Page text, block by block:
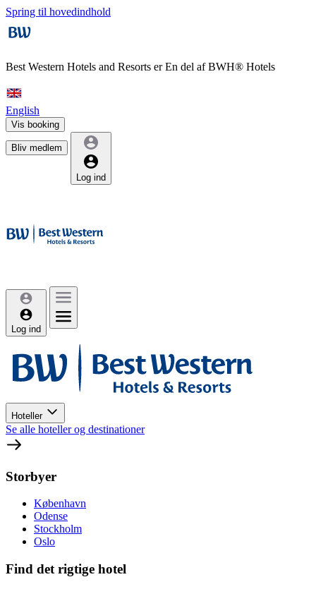
Spring til hovedindhold
Best Western Hotels and Resorts erEn del af BWH® Hotels
English
Vis booking
Bliv medlem
Log ind
Log ind
Hoteller
Se alle hoteller og destinationer
Storbyer
København
Odense
Stockholm
Oslo
Find det rigtige hotel